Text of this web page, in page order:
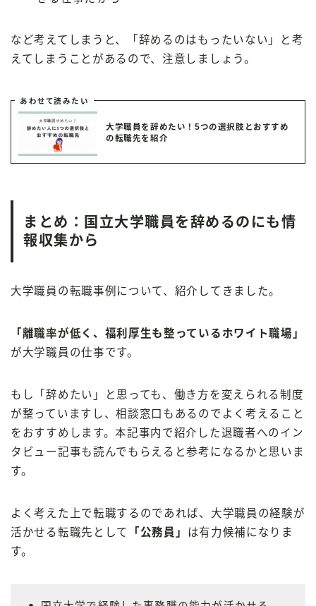
など考えてしまうと、「辞めるのはもったいない」と考
えてしまうことがあるので、注意しましょう。
あわせて読みたい
大学職員を辞めたい！5つの選択肢とおすすめ
の転職先を紹介
まとめ：国立大学職員を辞めるのにも情
報収集から
大学職員の転職事例について、紹介してきました。
「離職率が低く、福利厚生も整っているホワイト職場」
が大学職員の仕事です。
もし「辞めたい」と思っても、働き方を変えられる制度
が整っていますし、相談窓口もあるのでよく考えること
をおすすめします。本記事内で紹介した退職者へのイン
タビュー記事も読んでもらえると参考になるかと思いま
す。
よく考えた上で転職するのであれば、大学職員の経験が
活かせる転職先として
「公務員」 は有力候補になりま
す。
無料で公務員転職ガイドをもらう